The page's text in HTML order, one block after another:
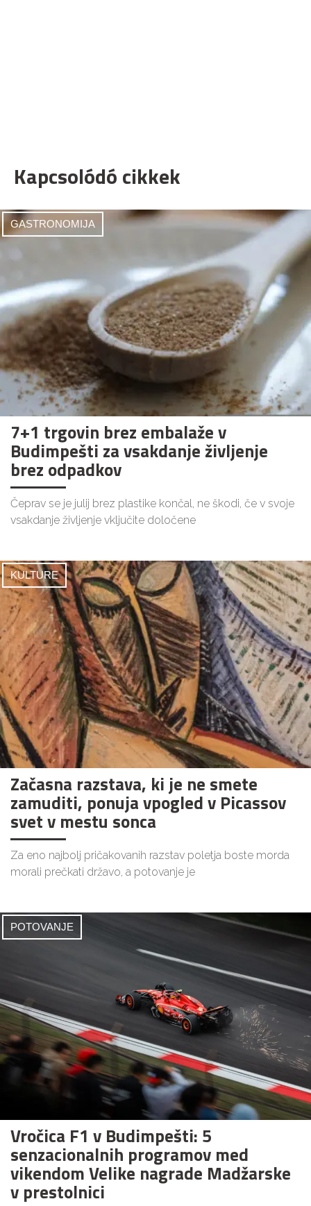
Kapcsolódó cikkek
GASTRONOMIJA
7+1 trgovin brez embalaže v
Budimpešti za vsakdanje življenje
brez odpadkov
Čeprav se je julij brez plastike končal, ne škodi, če v svoje
vsakdanje življenje vključite določene
KULTURE
Začasna razstava, ki je ne smete
zamuditi, ponuja vpogled v Picassov
svet v mestu sonca
Za eno najbolj pričakovanih razstav poletja boste morda
morali prečkati državo, a potovanje je
POTOVANJE
Vročica F1 v Budimpešti: 5
senzacionalnih programov med
vikendom Velike nagrade Madžarske
v prestolnici